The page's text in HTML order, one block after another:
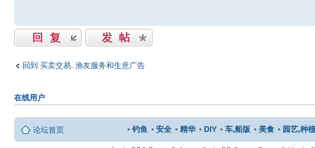
发表回复 发表主题
回到 买卖交易. 渔友服务和生意广告
在线用户
论坛首页 • 园艺,种
• 美食
• 车,船版
• DIY
• 精华
• 安全
• 钓鱼